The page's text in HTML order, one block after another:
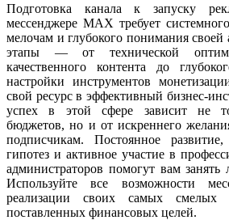
Подготовка канала к запуску
мессенджере MAX требует
мелочам и глубокого понимания своей
этапы — от технической
качественного контента до
настройки инструментов
свой ресурс в эффективный бизнес-
успех в этой сфере зависит не
бюджетов, но и от искреннего
подписчикам. Постоянное
гипотез и активное участие в
администраторов помогут вам
Используйте все возможности
реализации своих самых
поставленных финансовых целей.